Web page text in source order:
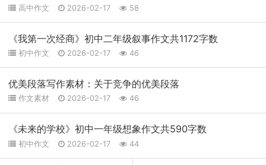
高中作文 2026-02-17 58
《我第一次经商》初中二年级叙事作文共1172字数
初中作文 2026-02-17 46
优美段落写作素材：关于竞争的优美段落
作文素材 2026-02-17 46
《未来的学校》初中一年级想象作文共590字数
初中作文 2026-02-17 44